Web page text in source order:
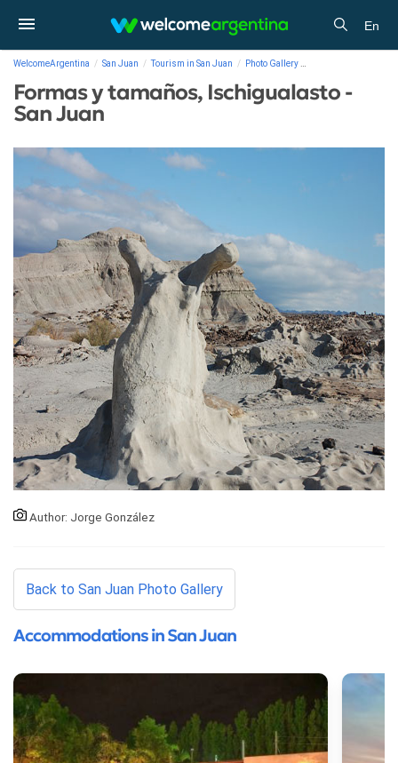
En
WelcomeArgentina San Juan Tourism in San Juan Photo Gallery
Formas y tamaños, Ischigualasto -
San Juan
Author: Jorge González
Back to San Juan Photo Gallery
Accommodations in San Juan